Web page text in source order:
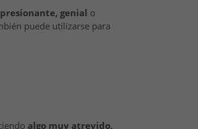
genial o
puede utilizarse para
algo muy atrevido,